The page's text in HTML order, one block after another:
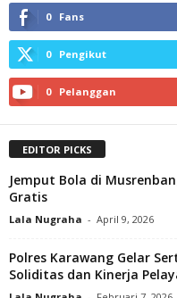
0 Fans
0 Pengikut
0 Pelanggan
EDITOR PICKS
Jemput Bola di
Gratis
Lala Nugraha - April 9, 2026
Polres Karawang Gelar
Soliditas dan Kinerja